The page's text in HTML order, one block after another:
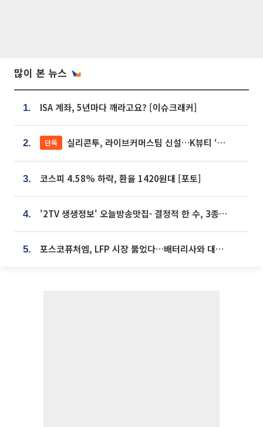
많이 본 뉴스
1. ISA 계좌, 5년마다 깨라고요? [이슈크래커]
2. 단독 실리콘투, 라이브커머스팀 신설…K뷰티 ‘글로벌 판매망’ 확대[K뷰티 라방戰]
3. 코스피 4.58% 하락, 환율 1420원대 [포토]
4. '2TV 생생정보' 오늘방송맛집- 결정적 한 수, 3종 메밀면! 메밀 소바 맛집 '의○○○○'
5. 포스코퓨처엠, LFP 시장 뚫었다…배터리사와 대규모 장기 공급 합의